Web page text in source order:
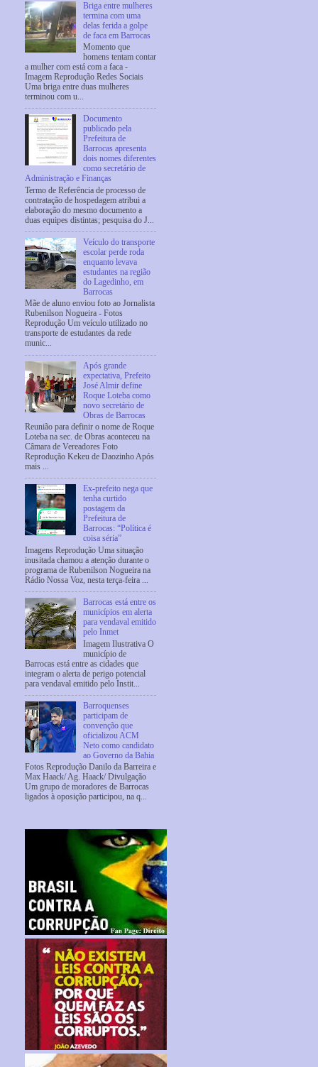
Briga entre mulheres
termina com uma
delas ferida a golpe
de faca em Barrocas
Momento que
homens tentam contar
a mulher com está com a faca -
Imagem Reprodução Redes Sociais
Uma briga entre duas mulheres
terminou com u...
Documento
publicado pela
Prefeitura de
Barrocas apresenta
dois nomes diferentes
como secretário de
Administração e Finanças
Termo de Referência de processo de
contratação de hospedagem atribui a
elaboração do mesmo documento a
duas equipes distintas; pesquisa do J...
Veículo do transporte
escolar perde roda
enquanto levava
estudantes na região
do Lagedinho, em
Barrocas
Mãe de aluno enviou foto ao Jornalista
Rubenilson Nogueira - Fotos
Reprodução Um veículo utilizado no
transporte de estudantes da rede
munic...
Após grande
expectativa, Prefeito
José Almir define
Roque Loteba como
novo secretário de
Obras de Barrocas
Reunião para definir o nome de Roque
Loteba na sec. de Obras aconteceu na
Câmara de Vereadores Foto
Reprodução Kekeu de Daozinho Após
mais ...
Ex-prefeito nega que
tenha curtido
postagem da
Prefeitura de
Barrocas: “Política é
coisa séria”
Imagens Reprodução Uma situação
inusitada chamou a atenção durante o
programa de Rubenilson Nogueira na
Rádio Nossa Voz, nesta terça-feira ...
Barrocas está entre os
municípios em alerta
para vendaval emitido
pelo Inmet
Imagem Ilustrativa O
município de
Barrocas está entre as cidades que
integram o alerta de perigo potencial
para vendaval emitido pelo Instit...
Barroquenses
participam de
convenção que
oficializou ACM
Neto como candidato
ao Governo da Bahia
Fotos Reprodução Danilo da Barreira e
Max Haack/ Ag. Haack/ Divulgação
Um grupo de moradores de Barrocas
ligados à oposição participou, na q...